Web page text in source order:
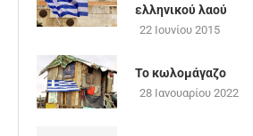
ελληνικού λαού
22 Ιουνίου 2015
To κωλομάγαζο
28 Ιανουαρίου 2022